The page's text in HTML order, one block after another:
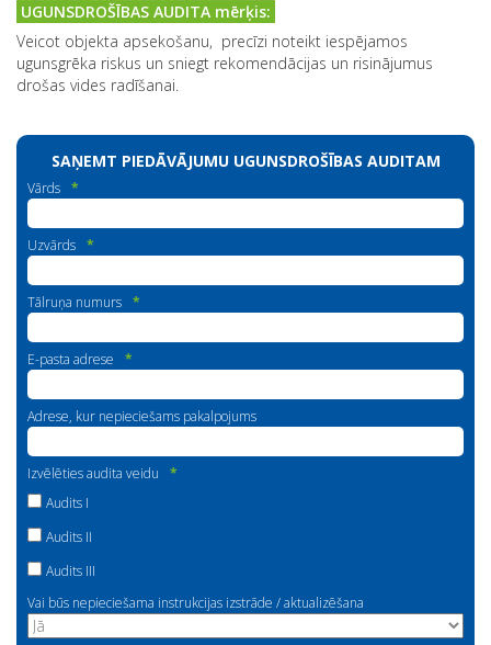
UGUNSDROŠĪBAS AUDITA mērķis:
Veicot objekta apsekošanu, precīzi noteikt iespējamos
ugunsgrēka riskus un sniegt rekomendācijas un risinājumus
drošas vides radīšanai.
SAŅEMT PIEDĀVĀJUMU UGUNSDROŠĪBAS AUDITAM
Vārds *
Uzvārds *
Tālruņa numurs *
E-pasta adrese *
Adrese, kur nepieciešams pakalpojums
Izvēlēties audita veidu
*
Audits I
Audits II
Audits III
Vai būs nepieciešama instrukcijas izstrāde / aktualizēšana